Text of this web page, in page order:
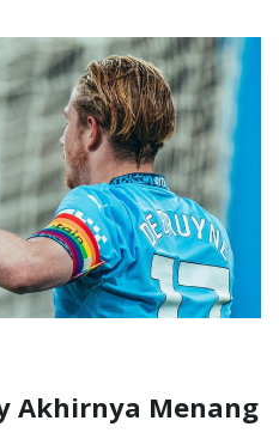
Akhirnya Menang